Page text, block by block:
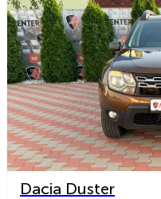
Dacia Duster